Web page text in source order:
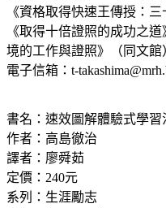
《資格取得快速王傳授：
《取得十倍證照的成功之
境的工作與證照》（同文館
電子信箱：t-
書名：速效圖解體驗式學習
作者：高島徹治
譯者：廖舜茹
定價：240元
系列：生涯勵志